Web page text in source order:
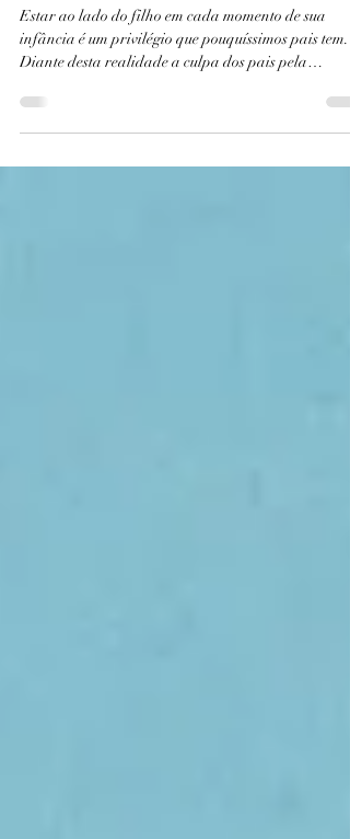
filhos
Estar ao lado do filho em cada momento de sua
infância é um privilégio que pouquíssimos pais tem.
ausência, seja ela objetivamente sentida pelas
crianças ou aquela que os adultos se colocam, acaba